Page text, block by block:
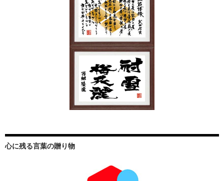
心に残る言葉の贈り物